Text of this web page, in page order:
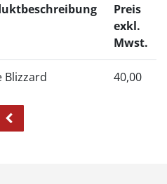
Preis
exkl.
Mwst.
Blizzard 40,00